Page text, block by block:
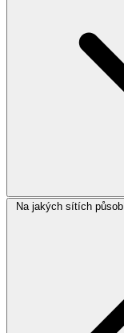
Na jakých sítích